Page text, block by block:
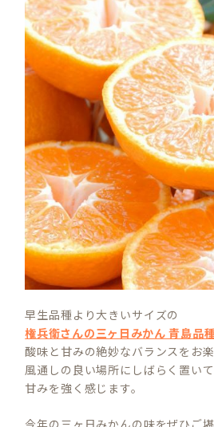
早生品種より大きいサイズの
権兵衛さんの三ヶ日みかん 青島品種
酸味と甘みの絶妙なバランスをお
風通しの良い場所にしばらく置い
甘みを強く感じます。